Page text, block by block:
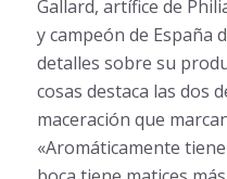
Gallard, artífice de
y campeón de España
detalles sobre su
cosas destaca las dos
maceración que
«Aromáticamente